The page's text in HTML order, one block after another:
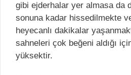
gibi ejderhalar yer almasa da
sonuna kadar hissedilmekte
heyecanlı dakikalar
sahneleri çok beğeni aldığı
yüksektir.